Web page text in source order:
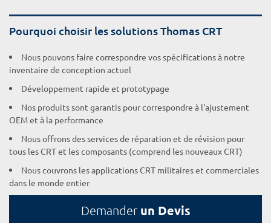
Pourquoi choisir les solutions Thomas CRT
Nous pouvons faire correspondre vos spécifications à notre
inventaire de conception actuel
Développement rapide et prototypage
Nos produits sont garantis pour correspondre à l'ajustement
OEM et à la performance
Nous offrons des services de réparation et de révision pour
tous les CRT et les composants (comprend les nouveaux CRT)
Nous couvrons les applications CRT militaires et commerciales
dans le monde entier
Demander un Devis